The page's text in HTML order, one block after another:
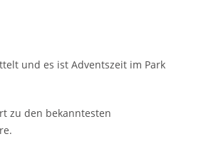
und es ist Adventszeit im Park
zu den bekanntesten